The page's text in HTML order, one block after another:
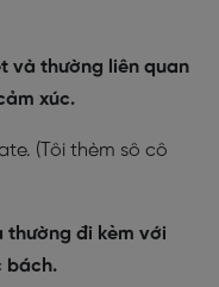
và thường liên quan
xúc.
(Tôi thèm sô cô
thường đi kèm với
bách.